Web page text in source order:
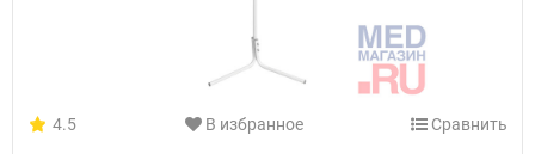
4.5 В избранное Сравнить